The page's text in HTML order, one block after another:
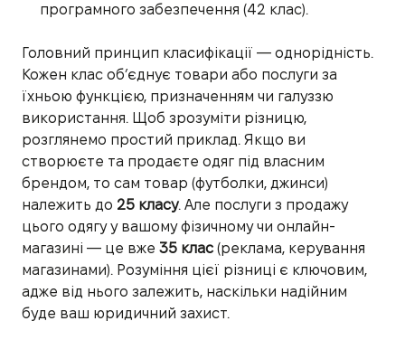
програмного забезпечення (42 клас).
Головний принцип класифікації — однорідність.
Кожен клас об’єднує товари або послуги за
їхньою функцією, призначенням чи галуззю
використання. Щоб зрозуміти різницю,
розглянемо простий приклад. Якщо ви
створюєте та продаєте одяг під власним
брендом, то сам товар (футболки, джинси)
належить до 25 класу. Але послуги з продажу
цього одягу у вашому фізичному чи онлайн-
магазині — це вже 35 клас (реклама, керування
магазинами). Розуміння цієї різниці є ключовим,
адже від нього залежить, наскільки надійним
буде ваш юридичний захист.